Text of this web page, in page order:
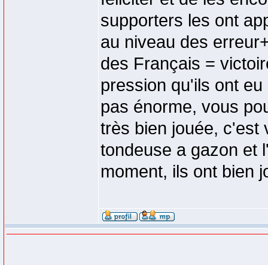
supporters les ont
au niveau des
des Français =
pression qu'ils ont
pas énorme, vous
très bien jouée, c'est
tondeuse a gazon et
moment, ils ont bien